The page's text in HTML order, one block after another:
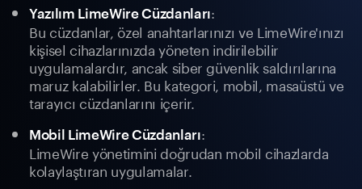
Yazılım LimeWire Cüzdanları:
Bu cüzdanlar, özel anahtarlarınızı ve LimeWire'ınızı
kişisel cihazlarınızda yöneten indirilebilir
uygulamalardır, ancak siber güvenlik saldırılarına
maruz kalabilirler. Bu kategori, mobil, masaüstü ve
tarayıcı cüzdanlarını içerir.
Mobil LimeWire Cüzdanları:
LimeWire yönetimini doğrudan mobil cihazlarda
kolaylaştıran uygulamalar.